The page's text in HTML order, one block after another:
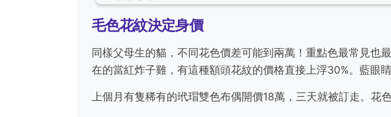
毛色花紋決定身價
同樣父母生的貓，不同花色價差可能到兩萬！重點色最常見也
在的當紅炸子雞，有這種額頭花紋的價格直接上浮30%。藍眼
上個月有隻稀有的玳瑁雙色布偶開價18萬，三天就被訂走。花